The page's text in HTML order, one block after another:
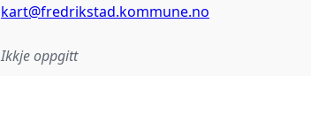
kart@fredrikstad.kommune.no
Ikkje oppgitt